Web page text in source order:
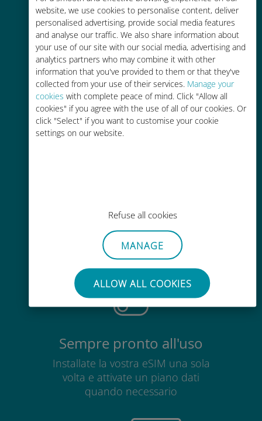
website, we use cookies to personalise content, deliver
personalised advertising, provide social media features
and analyse our traffic. We also share information about
your use of our site with our social media, advertising and
analytics partners who may combine it with other
information that you've provided to them or that they've
collected from your use of their services. Manage your
cookies with complete peace of mind. Click "Allow all
cookies" if you agree with the use of all of our cookies. Or
click "Select" if you want to customise your cookie
settings on our website.
Refuse all cookies
MANAGE
ALLOW ALL COOKIES
Fino al 90% in meno rispetto alle
tariffe di roaming con il vostro
operatore attuale
Ricarica facile
Ovunque tramite l'app Ubigi, anche
Senza sforzo
Non è necessario rimuovere la
scheda SIM esistente
Sempre pronto all'uso
Installate la vostra eSIM una sola
volta e attivate un piano dati
quando necessario